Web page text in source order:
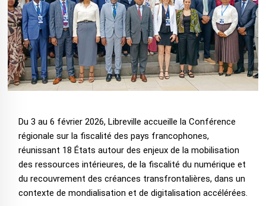
Du 3 au 6 février 2026, Libreville accueille la Conférence
régionale sur la fiscalité des pays francophones,
réunissant 18 États autour des enjeux de la mobilisation
des ressources intérieures, de la fiscalité du numérique et
du recouvrement des créances transfrontalières, dans un
contexte de mondialisation et de digitalisation accélérées.